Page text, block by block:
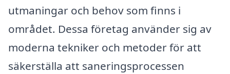
utmaningar och behov som finns i
området. Dessa företag använder sig av
moderna tekniker och metoder för att
säkerställa att saneringsprocessen